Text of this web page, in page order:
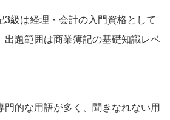
3級は経理・会計の入門資格として
出題範囲は商業簿記の基礎知識レベ
門的な用語が多く、聞きなれない用